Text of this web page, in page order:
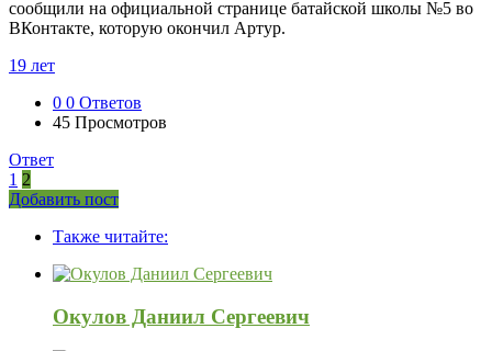
сообщили на официальной странице батайской школы №5 во
ВКонтакте, которую окончил Артур.
19 лет
0 0 Ответов
45 Просмотров
Ответ
1 2
Боковая
Добавить пост
120x600Также читайте:
Окулов Даниил Сергеевич